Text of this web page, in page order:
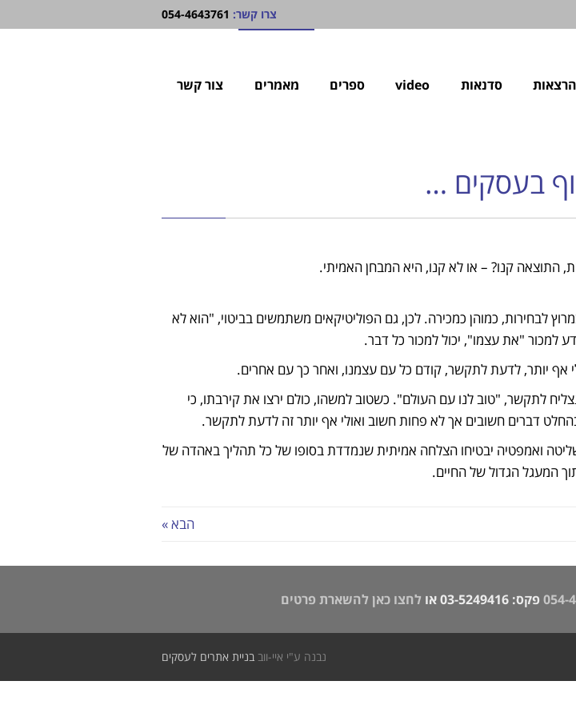
צרו קשר: 054-4643761
הרצאות סדנאות video ספרים מאמרים צור קשר
בעסקים …
התוצאה קנו? – או לא קנו, היא המבחן האמיתי.
לבחירות, כמוהן כמכירה. לכן, גם הפוליטיקאים משתמשים בביטוי, "הוא לא
למכור "את עצמו", יכול למכור כל דבר.
אף יותר, לדעת לתקשר, קודם כל עם עצמנו, ואחר כך עם אחרים.
לתקשר, "טוב לנו עם העולם". כשטוב למשהו, כולם ירצו את קירבתו, כי
דברים חשובים אך לא פחות חשוב ואולי אף יותר זה לדעת לתקשר.
שליטה ואמפטיה יבטיחו הצלחה אמיתית שנמדדת בסופו של כל תהליך באהדה של
המעגל הגדול של החיים.
הבא »
054- פקס: 03-5249416 או לחצו כאן להשארת פרטים
נבנה ע"י איי-ווב בניית אתרים לעסקים